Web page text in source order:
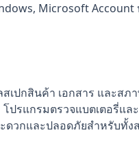
Microsoft
ปกสินค้า เอกสาร และสภ
รแกรมตรวจแบตเตอรี่แล
วกและปลอดภัยสำหรับทั้ง